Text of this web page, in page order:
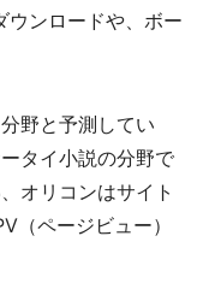
ウンロードや、ボー
野と予測してい
タイ小説の分野で
オリコンはサイト
（ページビュー）